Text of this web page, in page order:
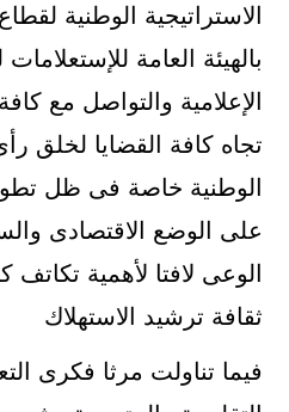
الاستراتيجية الوطنية
بالهيئة العامة
الإعلامية والتواصل مع
تجاه كافة القضايا لخلق
الوطنية خاصة فى ظل
على الوضع الاقتصادى
الوعى لافتا لأهمية تكاتف
ثقافة ترشيد الاستهلاك
فيما تناولت مرثا فكرى